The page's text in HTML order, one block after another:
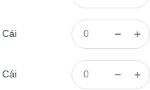
Cái
Cái